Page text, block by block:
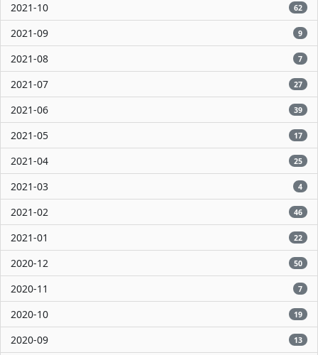
2021-10 62
2021-09 9
2021-08 7
2021-07 27
2021-06 39
2021-05 17
2021-04 25
2021-03 4
2021-02 46
2021-01 22
2020-12 50
2020-11 7
2020-10 19
2020-09 13